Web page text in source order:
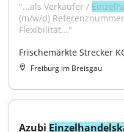
"...als Verkäufer /
(m/w/d)
Flexibilität..."
Frischemärkte Strecker
Freiburg im Breisgau
Azubi